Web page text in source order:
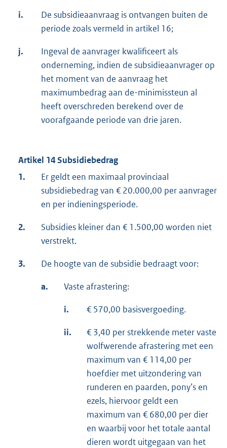
i.
De subsidieaanvraag is ontvangen buiten de
periode zoals vermeld in artikel 16;
j.
Ingeval de aanvrager kwalificeert als
onderneming, indien de subsidieaanvrager op
het moment van de aanvraag het
maximumbedrag aan de-minimissteun al
heeft overschreden berekend over de
voorafgaande periode van drie jaren.
Artikel 14 Subsidiebedrag
1.
Er geldt een maximaal provinciaal
subsidiebedrag van € 20.000,00 per aanvrager
en per indieningsperiode.
2.
Subsidies kleiner dan € 1.500,00 worden niet
verstrekt.
3. De hoogte van de subsidie bedraagt voor:
a. Vaste afrastering:
i. € 570,00 basisvergoeding.
ii.
€ 3,40 per strekkende meter vaste
wolfwerende afrastering met een
maximum van € 114,00 per
hoefdier met uitzondering van
runderen en paarden, pony’s en
ezels, hiervoor geldt een
maximum van € 680,00 per dier
en waarbij voor het totale aantal
dieren wordt uitgegaan van het